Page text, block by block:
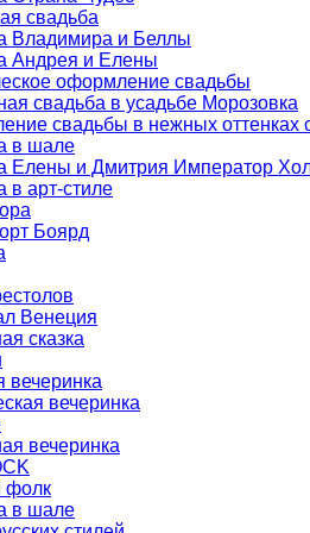
свадьба
Владимира и Беллы
Андрея и Елены
оформление свадьбы
свадьба в усадьбе Морозовка
свадьбы в нежных оттенках
в шале
Елены и Дмитрия Император
в арт-стиле
Боярд
Венеция
сказка
вечеринка
вечеринка
вечеринка
фолк
в шале